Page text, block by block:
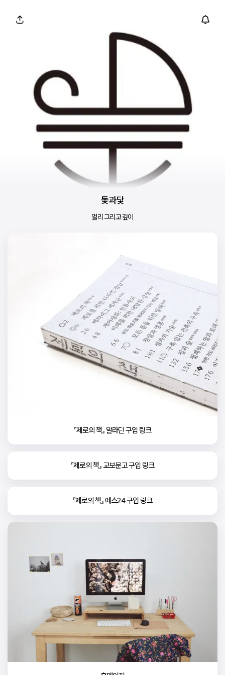
돛과닻
멀리 그리고 깊이
『제로의 책』 알라딘 구입 링크
『제로의 책』 교보문고 구입 링크
『제로의 책』 예스24 구입 링크